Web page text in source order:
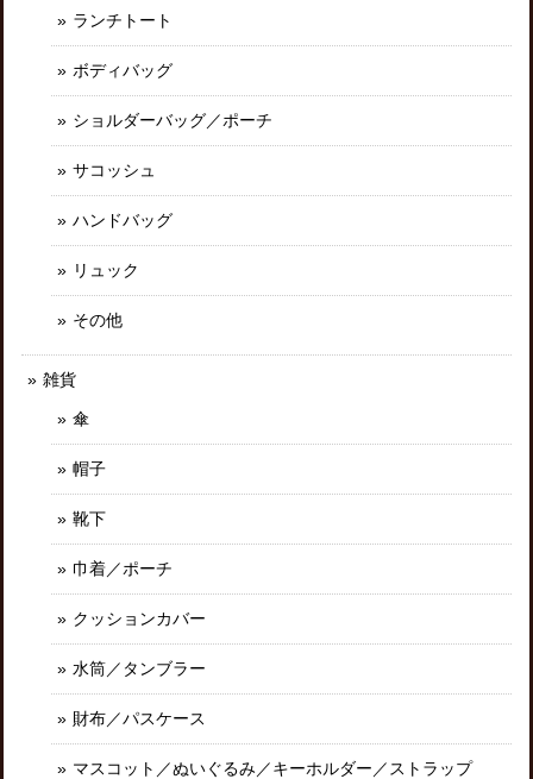
ランチトート
ボディバッグ
ショルダーバッグ／ポーチ
サコッシュ
ハンドバッグ
リュック
その他
雑貨
傘
帽子
靴下
巾着／ポーチ
クッションカバー
水筒／タンブラー
財布／パスケース
マスコット／ぬいぐるみ／キーホルダー／ストラップ